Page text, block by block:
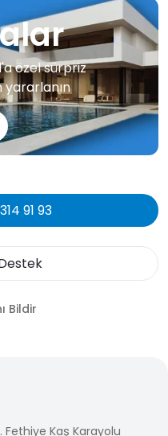
özel sürpriz
91 93
Bildir
Fethiye Kaş Karayolu